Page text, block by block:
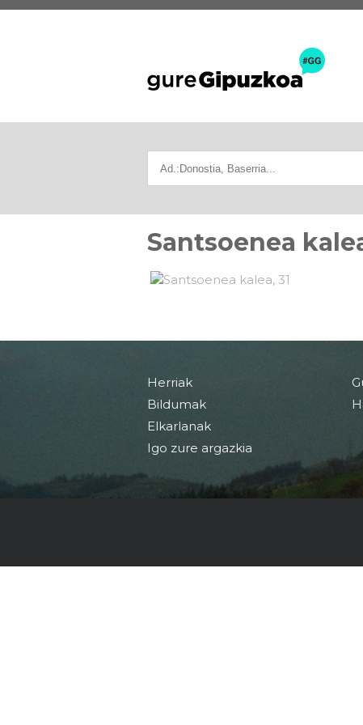
Santsoenea
Herriak
Bildumak
Elkarlanak
Igo zure argazkia